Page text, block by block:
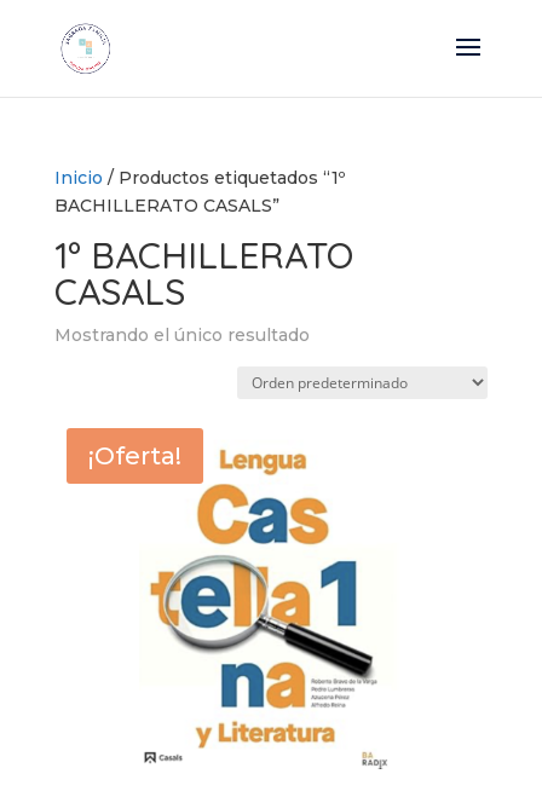
Inicio / Productos etiquetados “1º
BACHILLERATO CASALS”
1º BACHILLERATO
CASALS
Mostrando el único resultado
¡Oferta!